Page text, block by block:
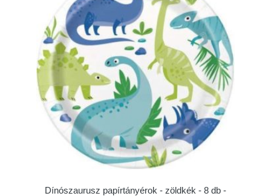
Dínószaurusz papírtányérok - zöldkék - 8 db -